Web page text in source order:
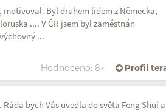
motivoval. Byl druhem lidem z Německa,
.... V ČR jsem byl zaměstnán
...
Hodnoceno: 8× Profil
bych Vás uvedla do světa Feng Shui a